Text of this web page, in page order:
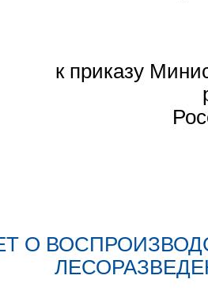
к приказу
О